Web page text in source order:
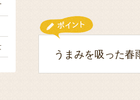
うまみを吸った春